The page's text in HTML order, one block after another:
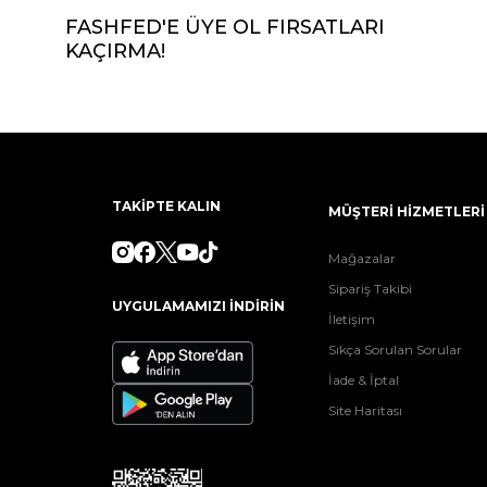
FASHFED'E ÜYE OL FIRSATLARI
KAÇIRMA!
TAKİPTE KALIN
UYGULAMAMIZI İNDİRİN
MÜŞTERİ HİZMETLERİ
Mağazalar
Sipariş Takibi
İletişim
Sıkça Sorulan Sorular
İade & İptal
Site Haritası